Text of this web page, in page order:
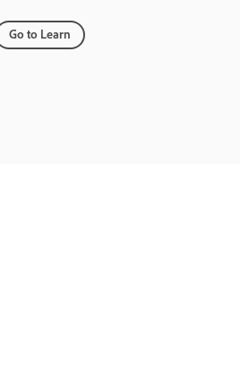
Go to Learn